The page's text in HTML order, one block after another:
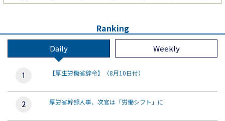
Ranking
Daily Weekly
【厚生労働省辞令】（8月10日付）
厚労省幹部人事、次官は「労働シフト」に